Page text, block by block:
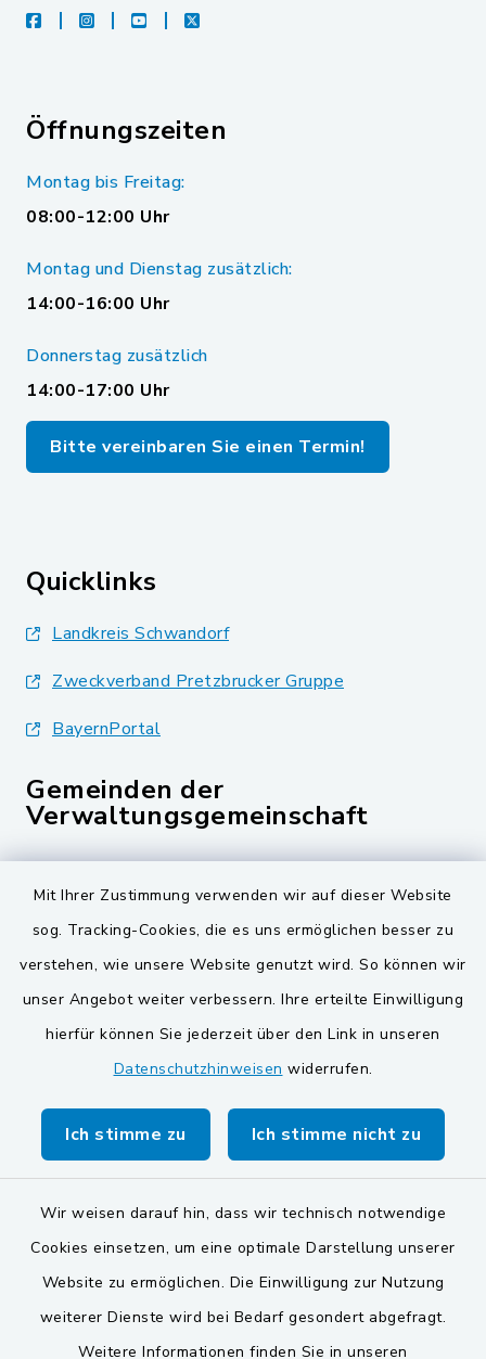
Mit Ihrer Zustimmung verwenden wir auf dieser Website
sog. Tracking-Cookies, die es uns ermöglichen besser zu
verstehen, wie unsere Website genutzt wird. So können wir
unser Angebot weiter verbessern. Ihre erteilte Einwilligung
hierfür können Sie jederzeit über den Link in unseren
Datenschutzhinweisen widerrufen.
Ich stimme zu Ich stimme nicht zu
Wir weisen darauf hin, dass wir technisch notwendige
Cookies einsetzen, um eine optimale Darstellung unserer
Website zu ermöglichen. Die Einwilligung zur Nutzung
weiterer Dienste wird bei Bedarf gesondert abgefragt.
Weitere Informationen finden Sie in unseren
facebookinstagramyoutubeX
Öffnungszeiten
Montag bis Freitag:
08:00-12:00 Uhr
Montag und Dienstag zusätzlich:
14:00-16:00 Uhr
Donnerstag zusätzlich
14:00-17:00 Uhr
Bitte vereinbaren Sie einen Termin!
Quicklinks
Landkreis Schwandorf
Zweckverband Pretzbrucker Gruppe
BayernPortal
Gemeinden der
Verwaltungsgemeinschaft
Gemeinde Schwarzach bei Nabburg
Gemeinde Stulln
Kontakt
Datenschutz
Impressum